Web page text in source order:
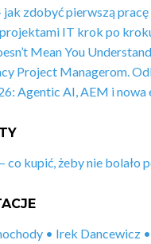
jak zdobyć pierwszą
projektami IT krok po
Mean You
Project Managerom.
Agentic AI, AEM i
co kupić, żeby nie bolało
• Irek Dancewicz